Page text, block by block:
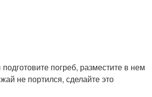
погреб, разместите в нем
не портился, сделайте это